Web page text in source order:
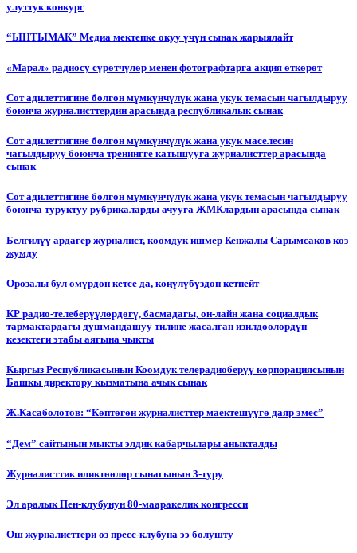
улуттук конкурс
“ЫНТЫМАК” Медиа мектепке окуу үчүн сынак жарыялайт
«Марал» радиосу сүрөтчүлөр менен фотографтарга акция өткөрөт
Сот адилеттигине болгон мүмкүнчүлүк жана укук темасын чагылдыруу
боюнча журналисттердин арасында республикалык сынак
Сот адилеттигине болгон мүмкүнчүлүк жана укук маселесин
чагылдыруу боюнча тренингге катышууга журналисттер арасында
сынак
Сот адилеттигине болгон мүмкүнчүлүк жана укук темасын чагылдыруу
боюнча туруктуу рубрикаларды ачууга ЖМКлардын арасында сынак
Белгилүү ардагер журналист, коомдук ишмер Кенжалы Сарымсаков көз
жумду
Орозалы бул өмүрдөн кетсе да, көңүлүбүздөн кетпейт
КР радио-телеберүүлөрдөгү, басмадагы, он-лайн жана социалдык
тармактардагы душмандашуу тилине жасалган изилдөөлөрдүн
кезектеги этабы аягына чыкты
Кыргыз Республикасынын Коомдук телерадиоберүү корпорациясынын
Башкы директору кызматына ачык сынак
Ж.Касаболотов: “Көптөгөн журналисттер маектешүүгө даяр эмес”
“Дем” сайтынын мыкты элдик кабарчылары аныкталды
Журналисттик иликтөөлөр сынагынын 3-туру
Эл аралык Пен-клубунун 80-мааракелик конгресси
Ош журналисттери өз пресс-клубуна ээ болушту